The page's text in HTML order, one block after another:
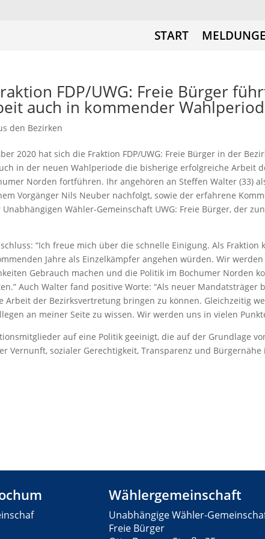
START
FDP/UWG: Freie Bürger
auch in kommender
den Bezirken
2020 hat sich die Fraktion FDP/UWG: Freie Bürger in der
in der neuen Wahlperiode die bisherige erfolgreiche Arbeit
Norden fortführen. Ihr angehören an Steffen Walter (33)
Vorgänger Nils Neuber nachfolgt, sowie der erfahrene
Wähler-Gemeinschaft UWG: Freie Bürger, der
“Ich freue mich über die schnelle Einigung. Als Fraktion
Jahre als Einzelkämpfer angehen würden. Wir
Gebrauch machen und die Politik im Bochumer Norden
Auch Walter fand positive Worte: “Als neuer Mandatsträger
der Bezirksvertretung bringen zu können. Gleichzeitig
an meiner Seite zu wissen. Wir werden uns in vielen
auf eine Politik geeinigt, die auf der Grundlage
Vernunft, sozialer Gerechtigkeit, Transparenz und
Wählergemeinschaft
Unabhängige Wähler-
Freie Bürger